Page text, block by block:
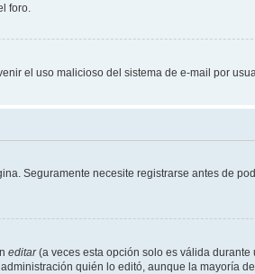
foro.
el uso malicioso del sistema de e-mail por
Seguramente necesite registrarse antes de
editar(a veces esta opción solo es válida
quién lo editó, aunque la mayoría